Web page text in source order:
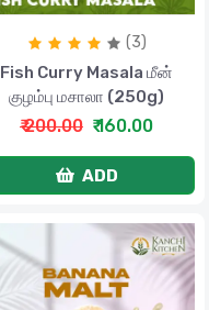
(3)
Fish Curry Masala மீன்
குழம்பு மசாலா (250g)
₹ 200.00 ₹ 160.00
ADD